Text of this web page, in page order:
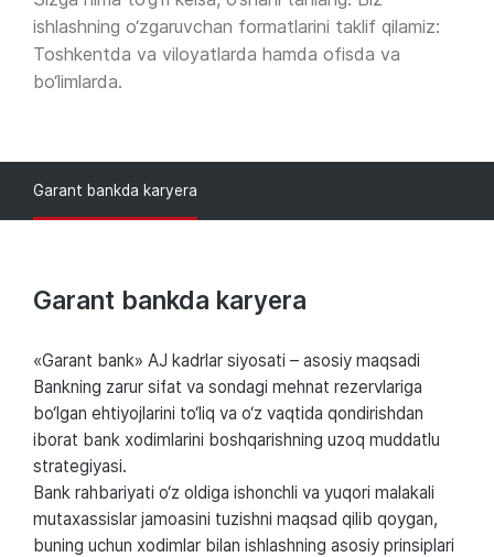
ishlashning o‘zgaruvchan formatlarini taklif qilamiz:
Toshkentda va viloyatlarda hamda ofisda va
bo‘limlarda.
Garant bankda karyera
Garant bankda karyera
«Garant bank» AJ kadrlar siyosati – asosiy maqsadi
Bankning zarur sifat va sondagi mehnat rezervlariga
bo‘lgan ehtiyojlarini to‘liq va o‘z vaqtida qondirishdan
iborat bank xodimlarini boshqarishning uzoq muddatlu
strategiyasi.
Bank rahbariyati o‘z oldiga ishonchli va yuqori malakali
mutaxassislar jamoasini tuzishni maqsad qilib qoygan,
buning uchun xodimlar bilan ishlashning asosiy prinsiplari